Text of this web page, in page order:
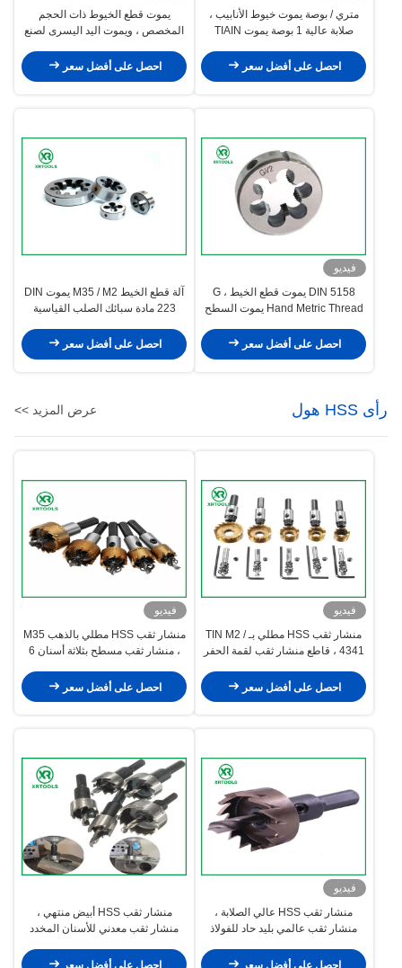
متري / بوصة يموت خيوط الأنابيب ،
صلابة عالية 1 بوصة يموت TIAIN
احصل على أفضل سعر
يموت قطع الخيوط ذات الحجم
المخصص ، ويموت اليد اليسرى لصنع
احصل على أفضل سعر
فيديو
DIN 5158 يموت قطع الخيط ، G
Hand Metric Thread يموت السطح
احصل على أفضل سعر
آلة قطع الخيط M35 / M2 يموت DIN
223 مادة سبائك الصلب القياسية
احصل على أفضل سعر
رأى HSS هول عرض المزيد >>
فيديو
منشار ثقب HSS مطلي بـ TIN M2 /
4341 ، قاطع منشار ثقب لقمة الحفر
احصل على أفضل سعر
فيديو
منشار ثقب HSS مطلي بالذهب M35
، منشار ثقب مسطح بثلاثة أسنان 6
احصل على أفضل سعر
فيديو
منشار ثقب HSS عالي الصلابة ،
منشار ثقب عالمي بليد حاد للفولاذ
احصل على أفضل سعر
منشار ثقب HSS أبيض منتهي ،
منشار ثقب معدني للأسنان المخدد
احصل على أفضل سعر